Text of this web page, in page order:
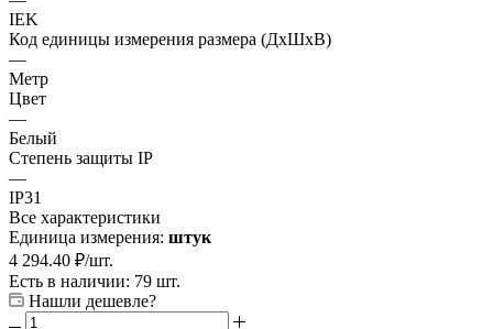
IEK
Код единицы измерения размера (ДхШхВ)
—
Метр
Цвет
—
Белый
Степень защиты IP
—
IP31
Все характеристики
Единица измерения: штук
4 294.40 ₽/шт.
Есть в наличии: 79 шт.
Нашли дешевле?